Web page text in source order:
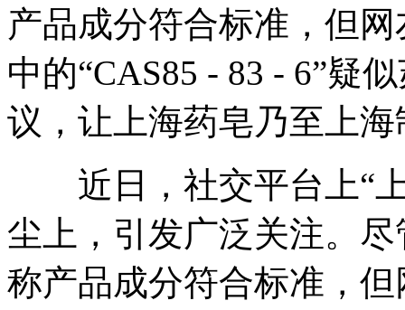
产品成分符合标准，但
中的“CAS85 - 83 - 6”疑
议，让上海药皂乃至上
近日，社交平台上“上
尘上，引发广泛关注。
称产品成分符合标准，